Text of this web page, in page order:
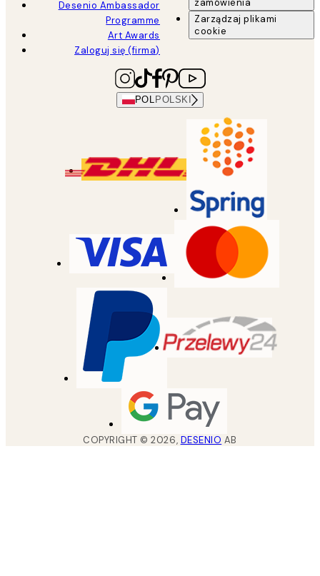
Desenio Ambassador
Programme
Art Awards
Zaloguj się (firma)
Zarządzaj plikami
cookie
POL POLSKI
COPYRIGHT ©2026, DESENIO AB